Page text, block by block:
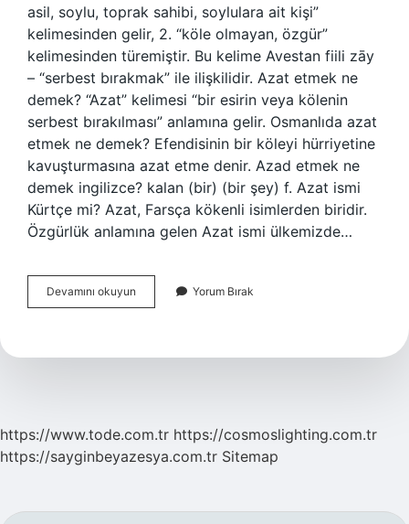
asil, soylu, toprak sahibi, soylulara ait kişi”
kelimesinden gelir, 2. “köle olmayan, özgür”
kelimesinden türemiştir. Bu kelime Avestan fiili zāy
– “serbest bırakmak” ile ilişkilidir. Azat etmek ne
demek? “Azat” kelimesi “bir esirin veya kölenin
serbest bırakılması” anlamına gelir. Osmanlıda azat
etmek ne demek? Efendisinin bir köleyi hürriyetine
kavuşturmasına azat etme denir. Azad etmek ne
demek ingilizce? kalan (bir) (bir şey) f. Azat ismi
Kürtçe mi? Azat, Farsça kökenli isimlerden biridir.
Özgürlük anlamına gelen Azat ismi ülkemizde…
Devamını okuyun
Etmek
Yorum Bırak
https://www.tode.com.tr https://cosmoslighting.com.tr
https://sayginbeyazesya.com.tr Sitemap